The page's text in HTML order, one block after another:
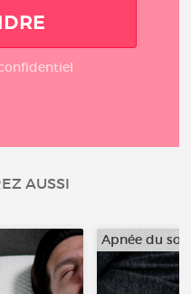
AUSSI
Apnée du